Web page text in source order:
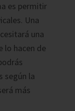
es permitir
Una
una
lo hacen de
según la
más